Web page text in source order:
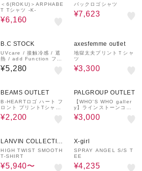
UTLET
＜6(ROKU)＞ARPHABE
T Tシャツ -K-
¥6,160
バックロゴシャツ
¥7,623
B.C STOCK
UVcare / 接触冷感 / 遮
熱 / add Function フロ
ントドローコードプルオ
ーバー
¥5,280
axesfemme outlet
地獄太夫プリントＴシャ
ツ
¥3,300
BEAMS OUTLET
B-HEARTロゴ ハート フ
ロント プリントTシャツ
（S～L）
¥2,200
PALGROUP OUTLET
【WHO'S WHO galler
y】ラインストーンコン
パクトオフショル
¥3,000
LANVIN COLLECTIO
N
HIGH TWIST SMOOTH
T-SHIRT
¥5,940〜
X-girl
SPRAY ANGEL S/S T
EE
¥4,235